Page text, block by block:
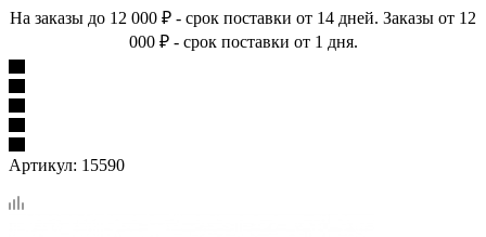
На заказы до 12 000 ₽ - срок поставки от 14 дней. Заказы от 12
000 ₽ - срок поставки от 1 дня.
Артикул: 15590